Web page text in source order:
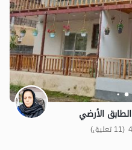
الأرضي
(11 تعليق)